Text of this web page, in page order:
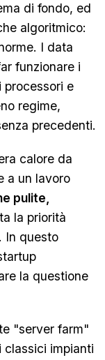
di fondo, ed
algoritmico:
I data
funzionare i
processori e
regime,
precedenti.
calore da
a un lavoro
pulite,
la priorità
In questo
la questione
"server farm"
classici impianti